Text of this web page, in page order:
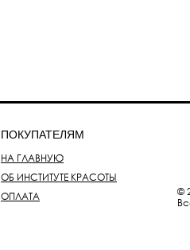
©
ПОКУПАТЕЛЯМ
НА ГЛАВНУЮ
ОБ ИНСТИТУТЕ КРАСОТЫ
ОПЛАТА